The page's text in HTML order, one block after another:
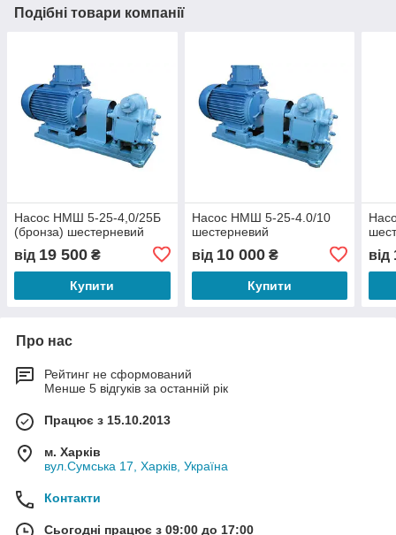
Подібні товари компанії
Насос НМШ 5-25-4,0/25Б
(бронза) шестерневий
від 19 500 ₴
Купити
Насос НМШ 5-25-4.0/10
шестерневий
від 10 000₴
Купити
від
Про нас
Рейтинг не сформований
Менше 5 відгуків за останній рік
Працює з 15.10.2013
м. Харків
вул.Сумська 17, Харків, Україна
Контакти
Сьогодні працює з 09:00 до 17:00